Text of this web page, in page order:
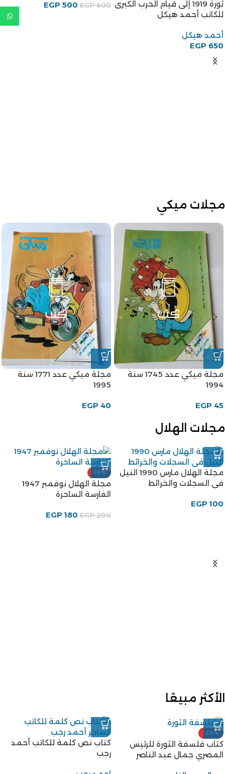
ثورة 1919 إلى قيام الحرب الكبرى
للكاتب أحمد هيكل
أحمد هيكل
EGP 650
EGP600
EGP 500
مجلات ميكي
مجلة ميكي عدد 1745 سنة
1994
EGP 45
مجلة ميكي عدد 1771 سنة
1995
EGP 40
مجلات الهلال
مجلة الهلال مارس 1990 النيل
فى السجلات والخرائط
EGP 100
-10%
مجلة الهلال نوفمبر 1947
الفارسة الساحرة
EGP200
EGP 180
الأكثر مبيعًا
-20%
كتاب فلسفة الثورة للرئيس
المصري جمال عبد الناصر
كتاب نص كلمة للكاتب أحمد
رجب